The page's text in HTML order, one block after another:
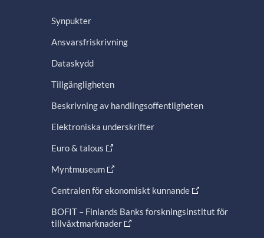
Synpukter
Ansvarsfriskrivning
Dataskydd
Tillgängligheten
Beskrivning av handlingsoffentligheten
Elektroniska underskrifter
Euro & talous
Myntmuseum
Centralen för ekonomiskt kunnande
BOFIT – Finlands Banks forskningsinstitut för
tillväxtmarknader